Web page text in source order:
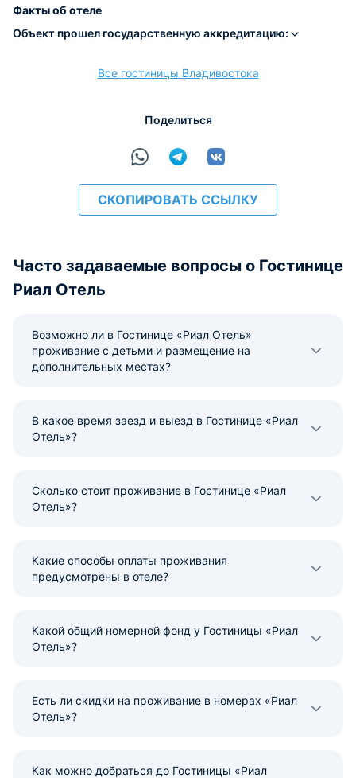
Факты об отеле
Объект прошел государственную аккредитацию:
Все гостиницы Владивостока
Поделиться
СКОПИРОВАТЬ ССЫЛКУ
Часто задаваемые вопросы о Гостинице
Риал Отель
Возможно ли в Гостинице «Риал Отель»
проживание с детьми и размещение на
дополнительных местах?
В какое время заезд и выезд в Гостинице «Риал
Отель»?
Сколько стоит проживание в Гостинице «Риал
Отель»?
Какие способы оплаты проживания
предусмотрены в отеле?
Какой общий номерной фонд у Гостиницы «Риал
Отель»?
Есть ли скидки на проживание в номерах «Риал
Отель»?
Как можно добраться до Гостиницы «Риал